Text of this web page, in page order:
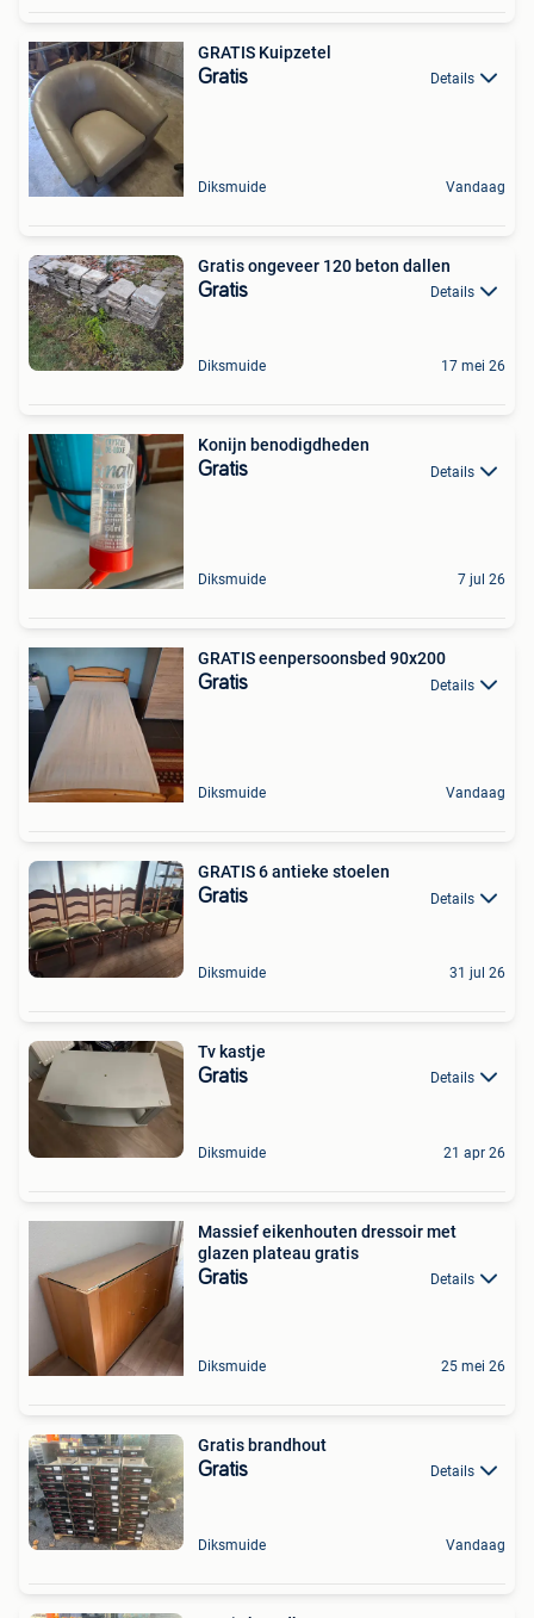
GRATIS Kuipzetel
Gratis Details
Diksmuide Vandaag
Gratis ongeveer 120 beton dallen
Gratis Details
Diksmuide 17 mei 26
Konijn benodigdheden
Gratis Details
Diksmuide 7 jul 26
GRATIS eenpersoonsbed 90x200
Gratis Details
Diksmuide Vandaag
GRATIS 6 antieke stoelen
Gratis Details
Diksmuide 31 jul 26
Tv kastje
Gratis Details
Diksmuide 21 apr 26
Massief eikenhouten dressoir met
glazen plateau gratis
Gratis Details
Diksmuide 25 mei 26
Gratis brandhout
Gratis Details
Diksmuide Vandaag